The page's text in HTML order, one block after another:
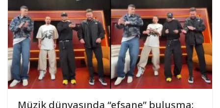
Müzik dünyasında “efsane” buluşma: